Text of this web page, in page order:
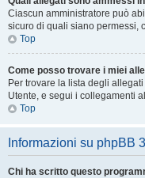
Ciascun amministratore può
sicuro di quali siano permessi,
Top
Come posso trovare i miei
Per trovare la lista degli
Utente, e segui i collegamenti
Top
Informazioni su phpBB 3
Chi ha scritto questo